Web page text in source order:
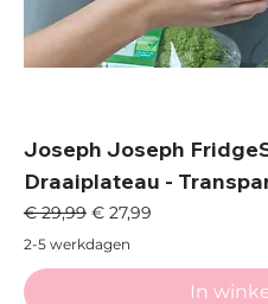
Joseph Joseph
Draaiplateau -
Normale prijs
€ 29,99 Verkoopprijs
€ 27,99
2-5 werkdagen
In